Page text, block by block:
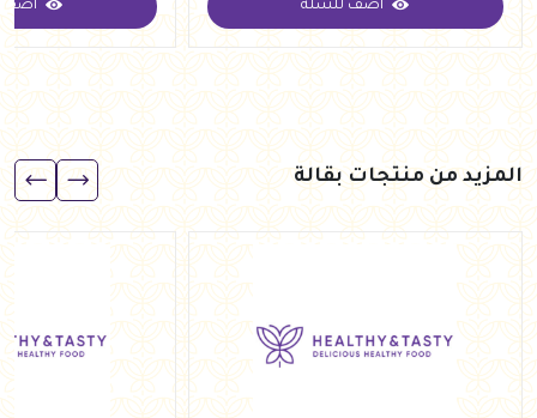
جنيه
أضف للسلة
جنيه
أضف
المزيد من منتجات بقالة